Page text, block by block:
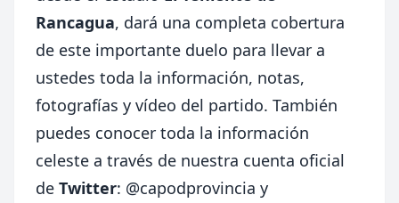
Rancagua, dará una completa cobertura
de este importante duelo para llevar a
ustedes toda la información, notas,
fotografías y vídeo del partido. También
puedes conocer toda la información
celeste a través de nuestra cuenta oficial
de Twitter: @capodprovincia y